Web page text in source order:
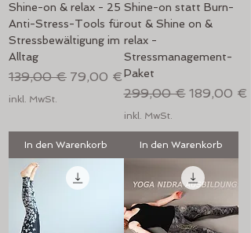
Shine-on & relax - 25
Anti-Stress-Tools für
Stressbewältigung im
Alltag
Standardpreis
139,00 € Sale-Preis
79,00 €
inkl. MwSt.
In den Warenkorb
Shine-on statt Burn-
out & Shine on &
relax -
Stressmanagement-
Paket
Standardpreis
299,00 € Sale-Preis
189,00 €
inkl. MwSt.
In den Warenkorb